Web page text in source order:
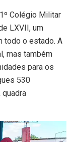
Colégio Militar
LXVII, um
todo o estado. A
mas também
para os
530